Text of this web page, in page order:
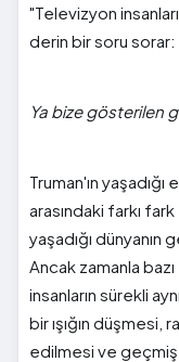
"Televizyon
derin bir soru sorar:
Ya bize gösterilen
Truman'ın
arasındaki farkı
yaşadığı
Ancak zamanla
insanların sürekli
bir ışığın
edilmesi ve